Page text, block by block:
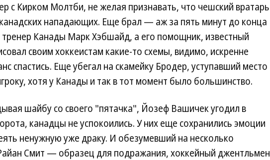
с Кирком Молтби, не желая признавать, что чешский вратарь
нападающих. Еще брал — аж за пять минут до конца
Канады Марк Хэбшайд, а его помощник, известный
своим хоккеистам какие-то схемы, видимо, искренне
спастись. Еще убегал на скамейку Бродер, уступавший место
хотя у Канады и так в тот момент было большинство.
шайбу со своего "пятачка", Йозеф Вашичек угодил в
канадцы не успокоились. У них еще сохранились эмоции
ненужную уже драку. И обезумевший на несколько
Смит — образец для подражания, хоккейный джентльмен